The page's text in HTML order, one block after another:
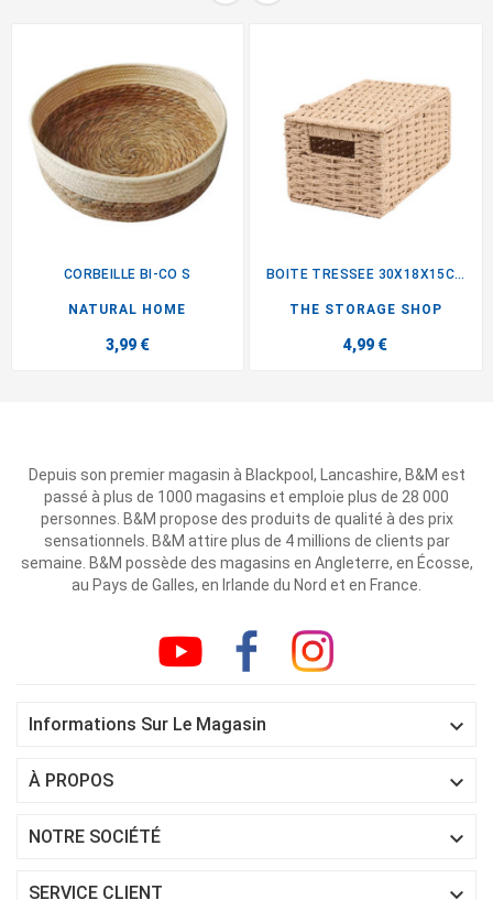
CORBEILLE BI-CO S
NATURAL HOME
3,99 €
BOITE TRESSEE 30X18X15CM
THE STORAGE SHOP
4,99 €
Depuis son premier magasin à Blackpool, Lancashire, B&M est
passé à plus de 1000 magasins et emploie plus de 28 000
personnes. B&M propose des produits de qualité à des prix
sensationnels. B&M attire plus de 4 millions de clients par
semaine. B&M possède des magasins en Angleterre, en Écosse,
au Pays de Galles, en Irlande du Nord et en France.
Informations Sur Le Magasin 
À PROPOS 
NOTRE SOCIÉTÉ 
SERVICE CLIENT